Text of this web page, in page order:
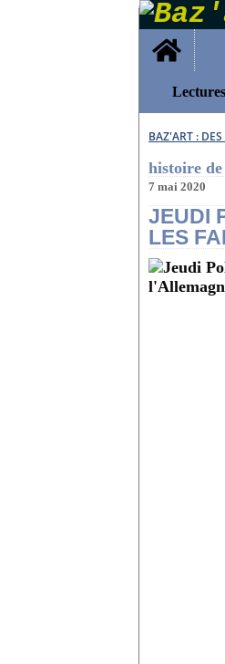
Home
BAZ'ART :
histoire
7 mai 2020
JEUDI
LES